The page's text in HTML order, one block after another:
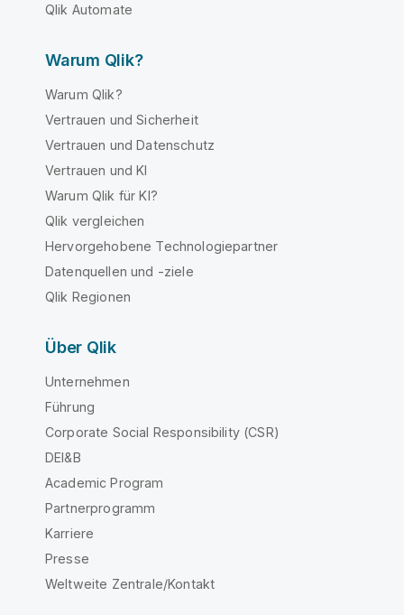
Qlik Automate
Warum Qlik?
Warum Qlik?
Vertrauen und Sicherheit
Vertrauen und Datenschutz
Vertrauen und KI
Warum Qlik für KI?
Qlik vergleichen
Hervorgehobene Technologiepartner
Datenquellen und -ziele
Qlik Regionen
Über Qlik
Unternehmen
Führung
Corporate Social Responsibility (CSR)
DEI&B
Academic Program
Partnerprogramm
Karriere
Presse
Weltweite Zentrale/Kontakt